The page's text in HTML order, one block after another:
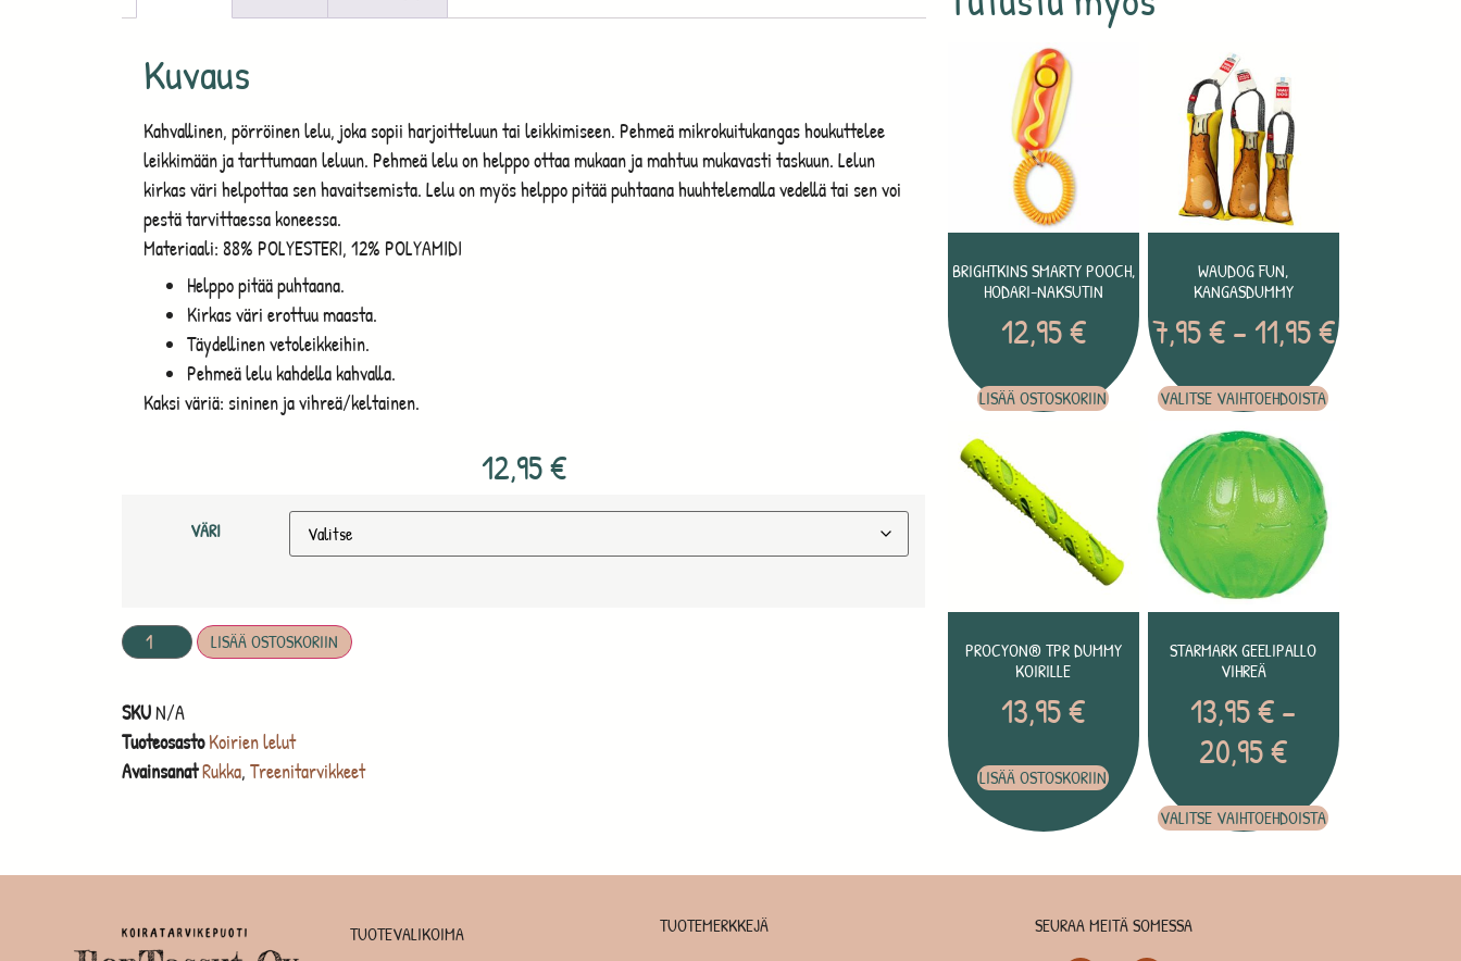
BRIGHTKINS SMARTY POOCH,
HODARI-NAKSUTIN
12,95€
LISÄÄ OSTOSKORIIN
WAUDOG FUN,
KANGASDUMMY
7,95€– 11,95€
VALITSE VAIHTOEHDOISTA
PROCYON® TPR DUMMY
KOIRILLE
13,95€
LISÄÄ OSTOSKORIIN
STARMARK GEELIPALLO
VIHREÄ
13,95€–
20,95€
VALITSE VAIHTOEHDOISTA
Kuvaus
Kahvallinen, pörröinen lelu, joka sopii harjoitteluun tai leikkimiseen. Pehmeä mikrokuitukangas houkuttelee
leikkimään ja tarttumaan leluun. Pehmeä lelu on helppo ottaa mukaan ja mahtuu mukavasti taskuun. Lelun
kirkas väri helpottaa sen havaitsemista. Lelu on myös helppo pitää puhtaana huuhtelemalla vedellä tai sen voi
pestä tarvittaessa koneessa.
Materiaali: 88% POLYESTERI, 12% POLYAMIDI
Helppo pitää puhtaana.
Kirkas väri erottuu maasta.
Täydellinen vetoleikkeihin.
Pehmeä lelu kahdella kahvalla.
Kaksi väriä: sininen ja vihreä/keltainen.
12,95€
VÄRI
LISÄÄ OSTOSKORIIN
SKUN/A
Tuoteosasto Koirien lelut
AvainsanatRukka, Treenitarvikkeet
TUOTEVALIKOIMA TUOTEMERKKEJÄ SEURAA MEITÄ SOMESSA